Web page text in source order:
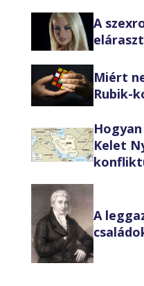
A
Miért
Rubik-
Kelet
A